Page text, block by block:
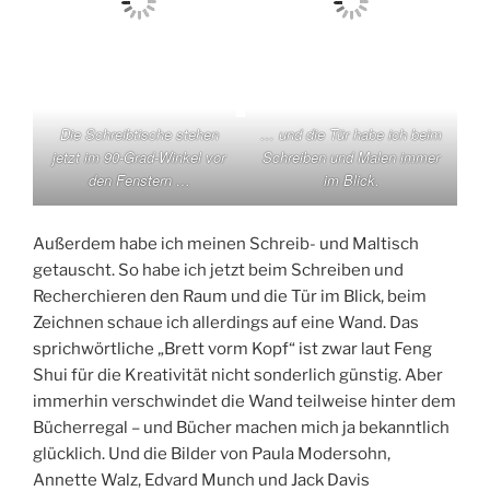
Die Schreibtische stehen
jetzt im 90-Grad-Winkel vor
den Fenstern …
… und die Tür habe ich beim
Schreiben und Malen immer
im Blick.
Außerdem habe ich meinen Schreib- und Maltisch
getauscht. So habe ich jetzt beim Schreiben und
Recherchieren den Raum und die Tür im Blick, beim
Zeichnen schaue ich allerdings auf eine Wand. Das
sprichwörtliche „Brett vorm Kopf“ ist zwar laut Feng
Shui für die Kreativität nicht sonderlich günstig. Aber
immerhin verschwindet die Wand teilweise hinter dem
Bücherregal – und Bücher machen mich ja bekanntlich
glücklich. Und die Bilder von Paula Modersohn,
Annette Walz, Edvard Munch und Jack Davis